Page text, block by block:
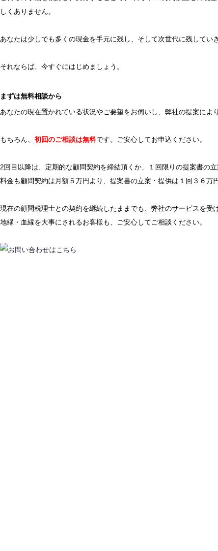
しくありません。
あなたは少しでも多くの現金を手元に残し、そして次世代に残してい
それならば、今すぐにはじめましょう。
まずは無料相談から
あなたの現在置かれている状況やご要望をお伺いし、弊社の提案によ
もちろん、 初回のご相談は無料です。ご安心してお申込ください。
2回目以降は、定期的な顧問契約を締結頂くか、１回限りの提案書の立
料金も顧問契約は月額５万円より、提案書の立案・提供は１回３６万
現在の顧問税理士との契約を継続したままでも、弊社のサービスを受
地縁・血縁を大事にされるお客様も、ご安心してご相談ください。